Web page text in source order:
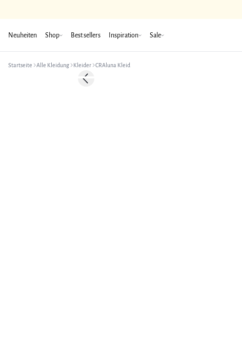
Neuheiten Shop Best sellers Inspiration Sale
Startseite Alle Kleidung Kleider CRAluna Kleid
Previous slide